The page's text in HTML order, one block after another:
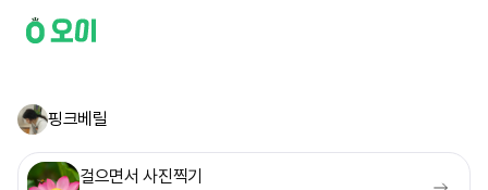
핑크베릴
걸으면서 사진찍기